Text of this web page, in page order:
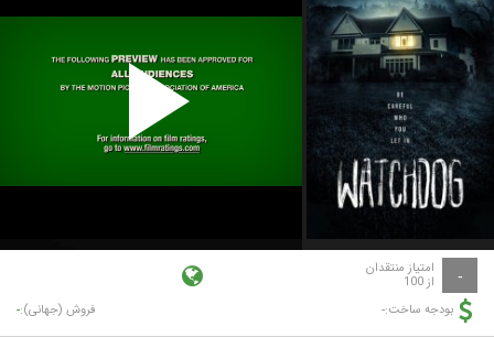
Play
Video
- امتیاز منتقدان
از 100
بودجه ساخت:- فروش (جهانی):-